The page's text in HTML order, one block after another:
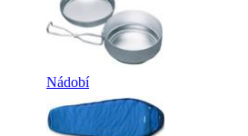
Nádobí